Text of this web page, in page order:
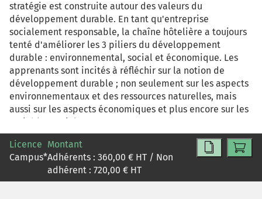
stratégie est construite autour des valeurs du
développement durable. En tant qu'entreprise
socialement responsable, la chaîne hôtelière a toujours
tenté d'améliorer les 3 piliers du développement
durable : environnemental, social et économique. Les
apprenants sont incités à réfléchir sur la notion de
développement durable ; non seulement sur les aspects
environnementaux et des ressources naturelles, mais
aussi sur les aspects économiques et plus encore sur les
variables sociales.
Licence
Campus*
Montant
Adhérents : 360,00 € HT / Non
adhérent : 720,00 € HT